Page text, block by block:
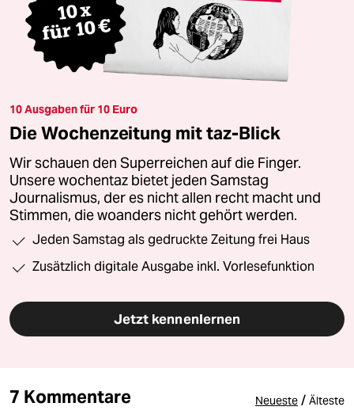
10 Ausgaben für 10 Euro
Die Wochenzeitung mit taz-Blick
Wir schauen den Superreichen auf die Finger.
Unsere wochentaz bietet jeden Samstag
Journalismus, der es nicht allen recht macht und
Stimmen, die woanders nicht gehört werden.
Jeden Samstag als gedruckte Zeitung frei Haus
Zusätzlich digitale Ausgabe inkl. Vorlesefunktion
Jetzt kennenlernen
7 Kommentare Neueste / Älteste